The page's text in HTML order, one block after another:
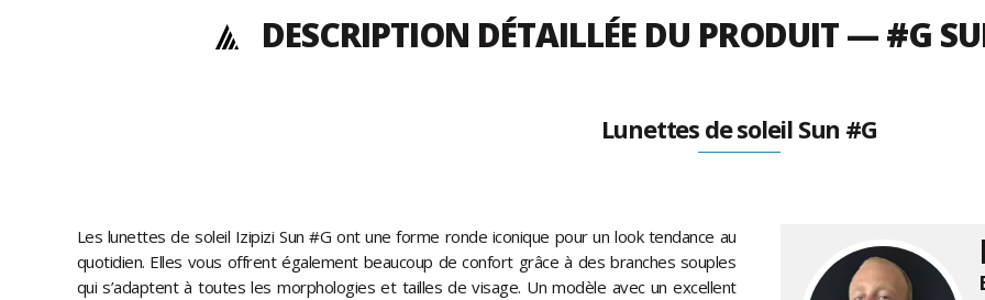
DESCRIPTION DÉTAILLÉE DU PRODUIT — #G
Lunettes de soleil Sun #G
Les lunettes de soleil Izipizi Sun #G ont une forme ronde iconique pour un look tendance au
quotidien. Elles vous offrent également beaucoup de confort grâce à des branches souples
qui s’adaptent à toutes les morphologies et tailles de visage. Un modèle avec un excellent